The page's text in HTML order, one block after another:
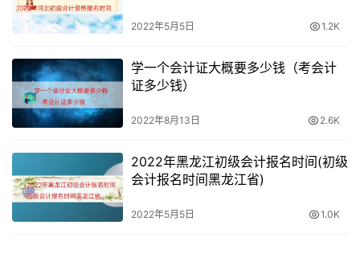
2022年5月5日 1.2K
学一个会计证大概要多少钱（考会计
证多少钱）
2022年8月13日 2.6K
2022年黑龙江初级会计报名时间(初级
会计报名时间黑龙江省)
2022年5月5日 1.0K